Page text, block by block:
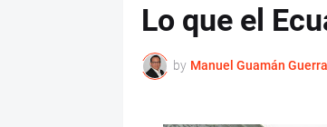
Lo que el
by Manuel Guamán Guerra